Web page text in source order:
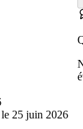
25 juin 2026